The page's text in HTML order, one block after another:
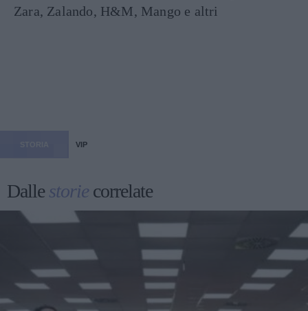
Zara, Zalando, H&M, Mango e altri
VIP
Dallestorie correlate